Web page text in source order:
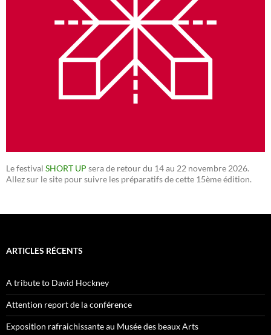
Le festival SHORT UP sera de retour du 14 au 22 novembre 2026.
Allez sur le site pour suivre les préparatifs de cette 15ème édition.
ARTICLES RÉCENTS
A tribute to David Hockney
Attention report de la conférence
Exposition rafraichissante au Musée des beaux Arts